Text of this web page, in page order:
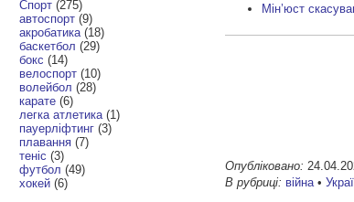
Спорт (275)
автоспорт (9)
акробатика (18)
баскетбол (29)
бокс (14)
велоспорт (10)
волейбол (28)
карате (6)
легка атлетика (1)
пауерліфтинг (3)
плавання (7)
теніс (3)
футбол (49)
хокей (6)
Мін’юст
Опубліковано:
В рубриці: війна •